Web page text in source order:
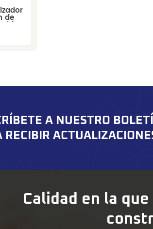
de
A NUESTRO
RECIBIR
Calidad en la